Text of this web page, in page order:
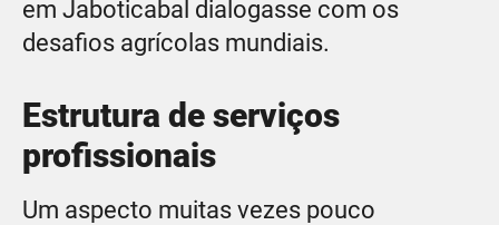
em Jaboticabal dialogasse com os
desafios agrícolas mundiais.
Estrutura de serviços
profissionais
Um aspecto muitas vezes pouco